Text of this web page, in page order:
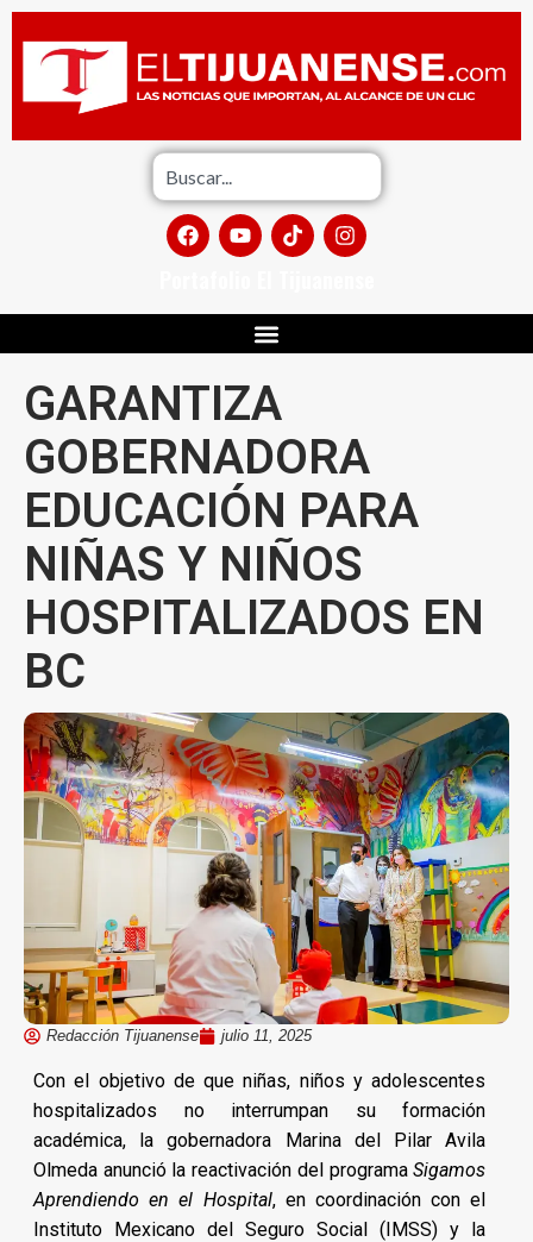
GARANTIZA
GOBERNADORA
EDUCACIÓN PARA
NIÑAS Y NIÑOS
HOSPITALIZADOS EN
BC
Redacción Tijuanense julio 11, 2025
Con el objetivo de que niñas, niños y adolescentes
hospitalizados no interrumpan su formación
académica, la gobernadora Marina del Pilar Avila
Olmeda anunció la reactivación del programaSigamos
Aprendiendo en el Hospital, en coordinación con el
Instituto Mexicano del Seguro Social (IMSS) y la